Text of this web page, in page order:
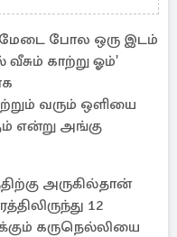
போல ஒரு இடம்
காற்று ஓம்'
வரும் ஒளியை
என்று அங்கு
அருகில்தான்
12
கருநெல்லியை